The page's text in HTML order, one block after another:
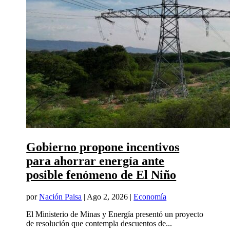
Gobierno propone incentivos
para ahorrar energía ante
posible fenómeno de El Niño
porNación Paisa | Ago 2, 2026 |Economía
El Ministerio de Minas y Energía presentó un proyecto
de resolución que contempla descuentos de...